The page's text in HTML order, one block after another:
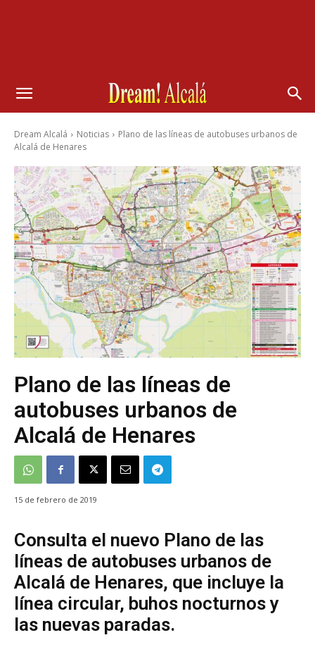
Dream Alcalá Noticias
Plano de las líneas de autobuses urbanos de
Alcalá de Henares
Plano de las líneas de
autobuses urbanos de
Alcalá de Henares
15 de febrero de 2019
Consulta el nuevo Plano de las
líneas de autobuses urbanos de
Alcalá de Henares, que incluye la
línea circular, buhos nocturnos y
las nuevas paradas.